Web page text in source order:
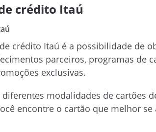
crédito Itaú
crédito Itaú é a possibilidade de
parceiros, programas de
exclusivas.
modalidades de cartões
encontre o cartão que melhor se